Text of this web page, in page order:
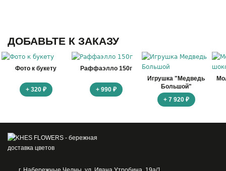
ДОБАВЬТЕ К ЗАКАЗУ
Фото к букету
+ 320 ₽
Раффаэлло 150г
+ 990 ₽
Игрушка "Медведь
Большой"
+ 7 920 ₽